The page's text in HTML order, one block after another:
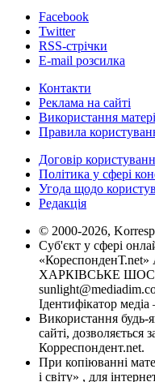
Facebook
Twitter
RSS-стрічки
E-mail розсилка
Контакти
Реклама на сайті
Використання
Правила
Договір
Політика у сфері
Угода щодо
Редакція
© 2000-2026,
Суб'єкт у сфері
«КореспонденТ.net»
ХАРКІВСЬКЕ ШОСЕ,
Ідентифікатор
Використання будь-
сайті, дозволяється
Корреспондент.net.
При копіюванні
і світу» , для